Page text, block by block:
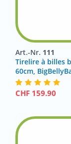
Art.-Nr. 111
Tirelire à billes
60cm,
CHF 159.90